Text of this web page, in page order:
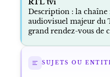
RTL tvi
Description : la chaîne
audiovisuel majeur du
grand rendez-vous de
SUJETS OU